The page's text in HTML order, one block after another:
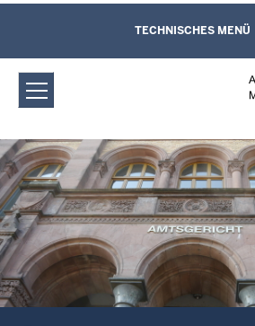
Amtsgericht Münster:
Direkt zum Inhalt
Leichte Sprache,
und Kontaktformular
TECHNISCHES MENÜ